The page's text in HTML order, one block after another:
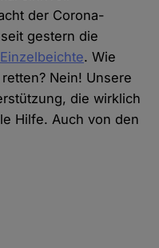
der Corona-
gestern die
. Wie
Nein! Unsere
die wirklich
Hilfe. Auch von den